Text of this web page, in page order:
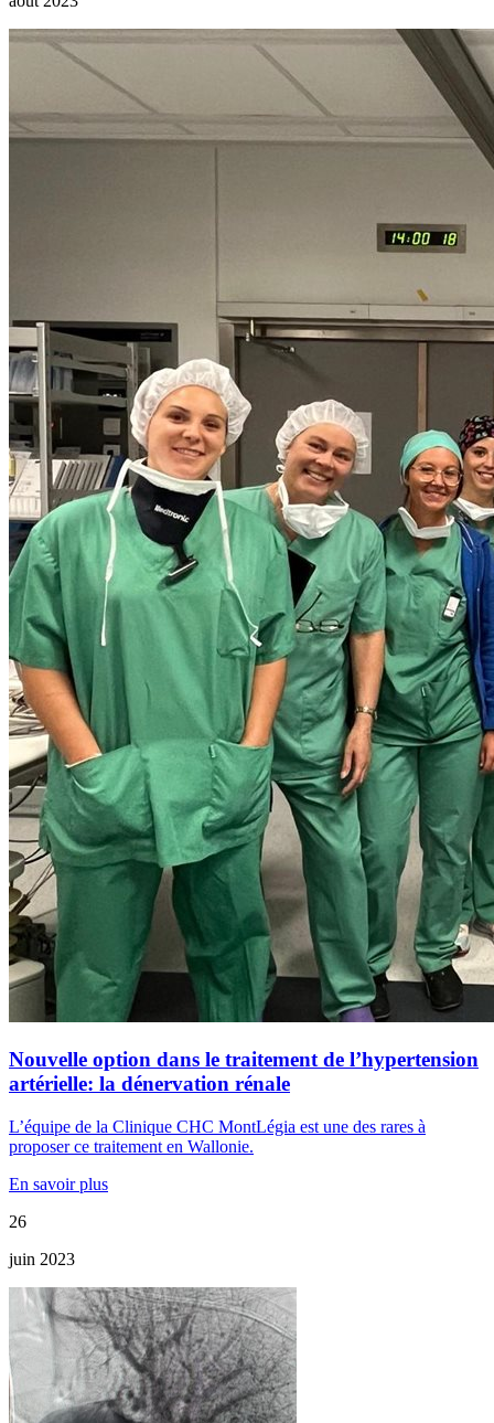
Nouvelle option dans le traitement de l’hypertension
artérielle: la dénervation rénale
L’équipe de la Clinique CHC MontLégia est une des rares à
proposer ce traitement en Wallonie.
En savoir plus
26
juin 2023